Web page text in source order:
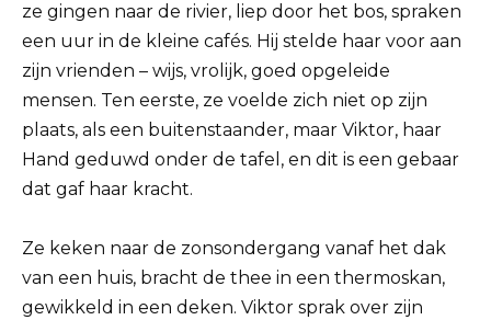
ze gingen naar de rivier, liep door het bos, spraken
een uur in de kleine cafés. Hij stelde haar voor aan
zijn vrienden – wijs, vrolijk, goed opgeleide
mensen. Ten eerste, ze voelde zich niet op zijn
plaats, als een buitenstaander, maar Viktor, haar
Hand geduwd onder de tafel, en dit is een gebaar
dat gaf haar kracht.
Ze keken naar de zonsondergang vanaf het dak
van een huis, bracht de thee in een thermoskan,
gewikkeld in een deken. Viktor sprak over zijn